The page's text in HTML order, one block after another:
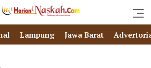
Lampung Jawa Barat